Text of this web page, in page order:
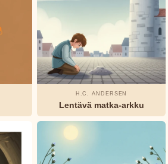
H.C. ANDERSEN
Lentävä matka-arkku